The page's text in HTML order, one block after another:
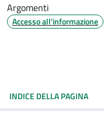
Argomenti
Accesso all'informazione
INDICE DELLA PAGINA